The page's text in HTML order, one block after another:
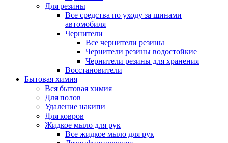
Для резины
Все средства по уходу за шинами
автомобиля
Чернители
Все чернители резины
Чернители резины водостойкие
Чернители резины для хранения
Восстановители
Бытовая химия
Вся бытовая химия
Для полов
Удаление накипи
Для ковров
Жидкое мыло для рук
Все жидкое мыло для рук